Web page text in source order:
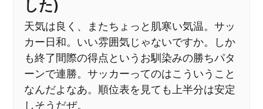
した)
天気は良く、またちょっと肌寒い気温。サッ
カー日和。いい雰囲気じゃないですか。しか
も終了間際の得点というお馴染みの勝ちパタ
ーンで連勝。サッカーってのはこういうこと
なんだよなあ。順位表を見ても上半分は安定
しそうだぜ。